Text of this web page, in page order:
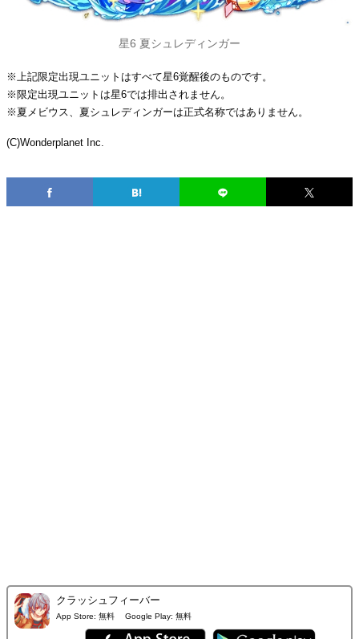
星6 夏シュレディンガー
※上記限定出現ユニットはすべて星6覚醒後のものです。
※限定出現ユニットは星6では排出されません。
※夏メビウス、夏シュレディンガーは正式名称ではありません。
(C)Wonderplanet Inc.
クラッシュフィーバー
App Store: 無料 Google Play: 無料